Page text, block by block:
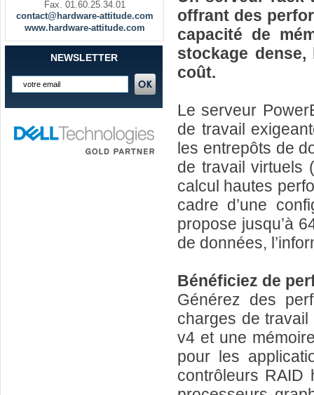
Fax. 01.60.25.34.01
contact@hardware-attitude.com
www.hardware-attitude.com
NEWSLETTER
offrant des
capacité de
stockage
coût.
Le serveur
de travail
les entrepôts de
de travail virtuels
calcul hautes
cadre d’une
propose jusqu’à
de données,
Bénéficiez de
Générez des
charges de
v4 et une
pour les
contrôleurs RAID